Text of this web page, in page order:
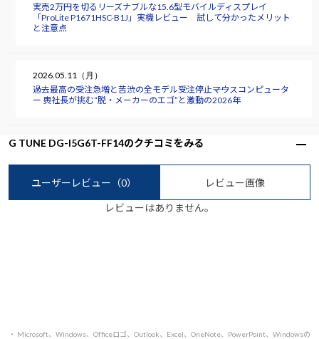
実売2万円を切るリーズナブルな15.6型モバイルディスプレイ
「ProLite P1671HSC-B1J」実機レビュー 試して分かったメリット
と注意点
2026.05.11（月）
過去最高の受注急増と苦渋の全モデル受注停止――マウスコンピュータ
ー 軣社長が挑む“脱・メーカーのエゴ”と激動の2026年
G TUNE DG-I5G6T-FF14のクチコミをみる
ユーザーレビュー （0） レビュー画像
レビューはありません。
・ Microsoft、Windows、Officeロゴ、Outlook、Excel、OneNote、PowerPoint、Windowsの